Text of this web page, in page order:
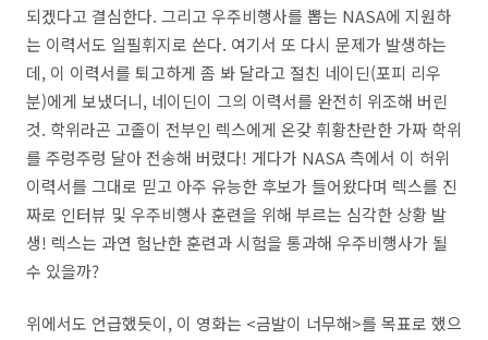
되겠다고 결심한다. 그리고 우주비행사를 뽑는 NASA에 지원하
는 이력서도 일필휘지로 쓴다. 여기서 또 다시 문제가 발생하는
데, 이 이력서를 퇴고하게 좀 봐 달라고 절친 네이딘(포피 리우
분)에게 보냈더니, 네이딘이 그의 이력서를 완전히 위조해 버린
것. 학위라곤 고졸이 전부인 렉스에게 온갖 휘황찬란한 가짜 학위
를 주렁주렁 달아 전송해 버렸다! 게다가 NASA 측에서 이 허위
이력서를 그대로 믿고 아주 유능한 후보가 들어왔다며 렉스를 진
짜로 인터뷰 및 우주비행사 훈련을 위해 부르는 심각한 상황 발
생! 렉스는 과연 험난한 훈련과 시험을 통과해 우주비행사가 될
수 있을까?
위에서도 언급했듯이, 이 영화는 <금발이 너무해>를 목표로 했으